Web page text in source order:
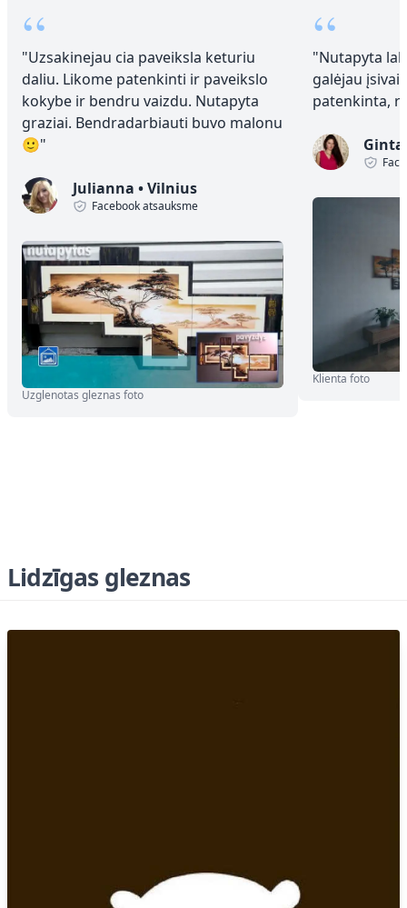
“
"Uzsakinejau cia paveiksla keturiu
daliu. Likome patenkinti ir paveikslo
kokybe ir bendru vaizdu. Nutapyta
graziai. Bendradarbiauti buvo malonu
🙂"
Julianna •Vilnius
Facebook atsauksme
Uzglenotas gleznas foto
“
"Nutapyta
galėjau
patenkinta,
Klienta foto
Lidzīgas gleznas